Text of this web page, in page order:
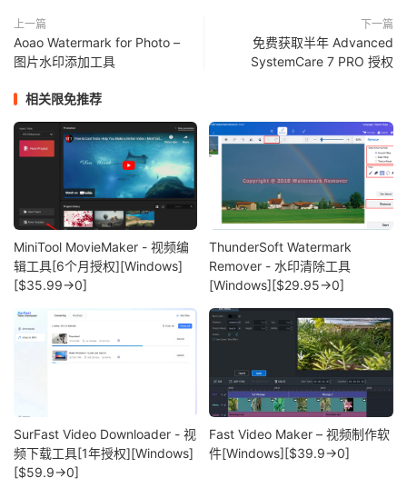
上一篇
Aoao Watermark for Photo –
图片水印添加工具
下一篇
免费获取半年 Advanced
SystemCare 7 PRO 授权
相关限免推荐
MiniTool MovieMaker - 视频编
辑工具[6个月授权][Windows]
[$35.99→0]
ThunderSoft Watermark
Remover - 水印清除工具
[Windows][$29.95→0]
SurFast Video Downloader - 视
频下载工具[1年授权][Windows]
[$59.9→0]
Fast Video Maker – 视频制作软
件[Windows][$39.9→0]